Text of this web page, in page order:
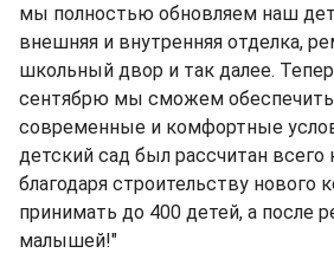
мы полностью обновляем наш
внешняя и внутренняя отделка,
школьный двор и так далее.
сентябрю мы сможем
современные и комфортные
детский сад был рассчитан всего
благодаря строительству
принимать до 400 детей, а после
малышей!"